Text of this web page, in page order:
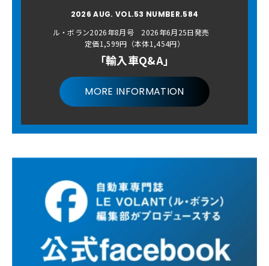
2026 AUG. VOL.53 NUMBER.584
ル・ボラン2026年8月号 2026年6月25日発売
定価1,599円（本体1,454円）
「輸入車Q&A」
MORE INFORMATION